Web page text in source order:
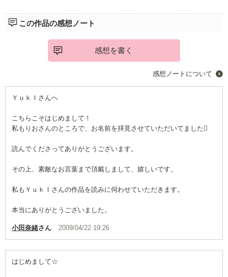
この作品の感想ノート
感想を書く
感想ノートについて
ＹｕｋＩさんへ
こちらこそはじめまして！
私もりおさんのところで、お名前を拝見させていただいてました
読んでくださってありがとうございます。
その上、素敵なお言葉まで頂戴しまして、嬉しいです。
私もＹｕｋＩさんの作品を読みに伺わせていただきます。
本当にありがとうございました。
小田奈緒さん 2009/04/22 19:26
はじめまして☆